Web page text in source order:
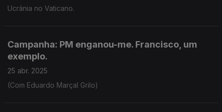
Ucrânia no Vaticano.
Campanha: PM enganou-me. Francisco, um
exemplo.
25 abr. 2025
(Com Eduardo Marçal Grilo)